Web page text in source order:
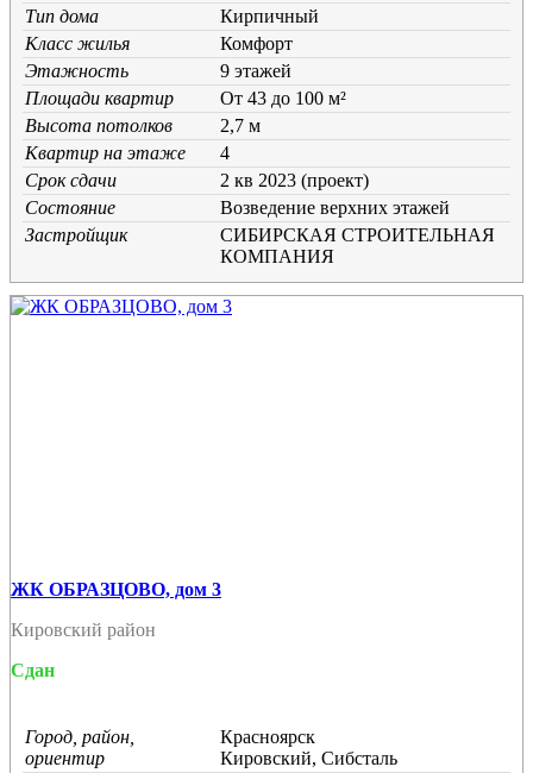
Тип дома
Кирпичный
Класс жилья
Комфорт
Этажность
9 этажей
Площади квартир
От 43 до 100 м²
Высота потолков
2,7 м
Квартир на этаже
4
Срок сдачи
2 кв 2023 (проект)
Состояние
Возведение верхних этажей
Застройщик
СИБИРСКАЯ CТРОИТЕЛЬНАЯ
КОМПАНИЯ
ЖК ОБРАЗЦОВО, дом 3
Кировский район
Сдан
Город, район,
ориентир
Красноярск
Кировский, Сибсталь